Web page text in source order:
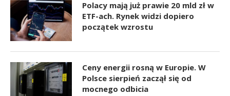
Polacy mają już prawie 20 mld zł w
ETF-ach. Rynek widzi dopiero
początek wzrostu
Ceny energii rosną w Europie. W
Polsce sierpień zaczął się od
mocnego odbicia